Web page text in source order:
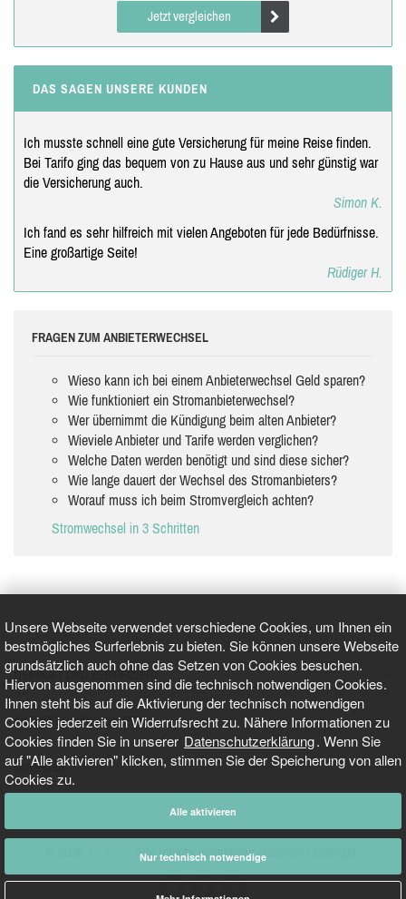
Unsere Webseite verwendet verschiedene Cookies, um Ihnen ein
bestmögliches Surferlebnis zu bieten. Sie können unsere Webseite
grundsätzlich auch ohne das Setzen von Cookies besuchen.
Hiervon ausgenommen sind die technisch notwendigen Cookies.
Ihnen steht bis auf die Aktivierung der technisch notwendigen
Cookies jederzeit ein Widerrufsrecht zu. Nähere Informationen zu
Cookies finden Sie in unserer Datenschutzerklärung. Wenn Sie
auf "Alle aktivieren" klicken, stimmen Sie der Speicherung von allen
Cookies zu.
Alle aktivieren
Nur technisch notwendige
Jetzt vergleichen
DAS SAGEN UNSERE KUNDEN
Ich musste schnell eine gute Versicherung für meine Reise finden.
Bei Tarifo ging das bequem von zu Hause aus und sehr günstig war
die Versicherung auch.
Simon K.
Ich fand es sehr hilfreich mit vielen Angeboten für jede Bedürfnisse.
Eine großartige Seite!
Rüdiger H.
FRAGEN ZUM ANBIETERWECHSEL
Wieso kann ich bei einem Anbieterwechsel Geld sparen?
Wie funktioniert ein Stromanbieterwechsel?
Wer übernimmt die Kündigung beim alten Anbieter?
Wieviele Anbieter und Tarife werden verglichen?
Welche Daten werden benötigt und sind diese sicher?
Wie lange dauert der Wechsel des Stromanbieters?
Worauf muss ich beim Stromvergleich achten?
Stromwechsel in 3 Schritten
GEPRÜFT UND ZERTIFIZIERT
AKTUELLE NACHRICHTEN
TARIFO.DE
Alle Inhalte unterliegen unserem Copyright.